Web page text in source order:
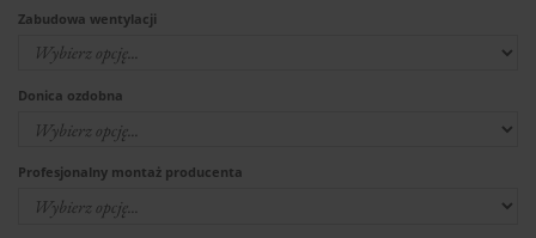
Zabudowa wentylacji
Donica ozdobna
Profesjonalny montaż producenta